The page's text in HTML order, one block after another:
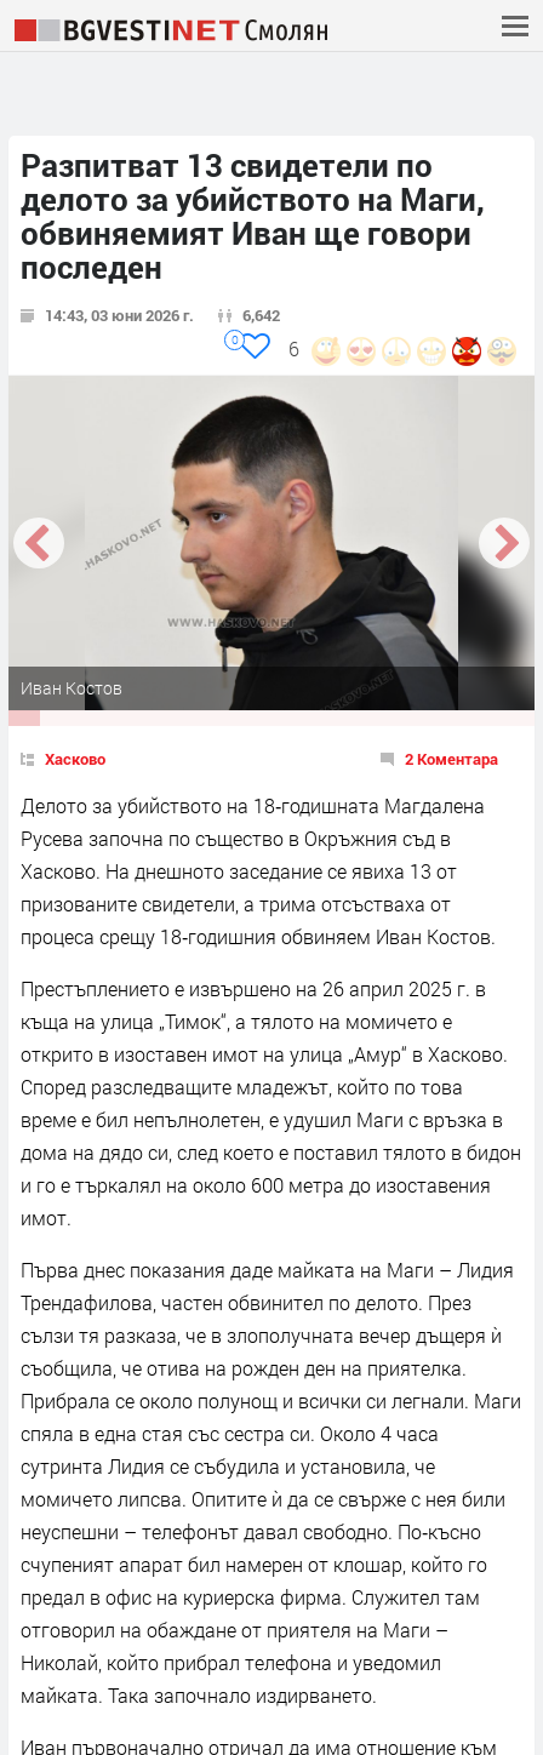
Разпитват 13 свидетели по
делото за убийството на Маги,
обвиняемият Иван ще говори
последен
14:43, 03 юни 2026 г. 6,642
6
0
Иван Костов
Хасково 2 Коментара
Делото за убийството на 18‑годишната Магдалена
Русева започна по същество в Окръжния съд в
Хасково. На днешното заседание се явиха 13 от
призованитесвидетели , а трима отсъстваха от
процеса срещу 18‑годишния обвиняем Иван Костов.
Престъплението е извършено на 26 април 2025 г. в
къща на улица „Тимок“, а тялото на момичето е
открито в изоставен имот на улица „Амур“ в Хасково.
Според разследващите младежът, който по това
време е бил непълнолетен, е удушил Маги с връзка в
дома на дядо си, след което е поставил тялото в бидон
и го е търкалял на около 600 метра до изоставения
имот.
Първа днес показания даде майката на Маги – Лидия
Трендафилова, частен обвинител по делото. През
сълзи тя разказа, че в злополучната вечер дъщеря ѝ
съобщила, че отива на рожден ден на приятелка.
Прибрала се около полунощ и всички си легнали. Маги
спяла в една стая със сестра си. Около 4 часа
сутринта Лидия се събудила и установила, че
момичето липсва. Опитите ѝ да се свърже с нея били
неуспешни – телефонът давал свободно. По‑късно
счупеният апарат бил намерен от клошар, който го
предал в офис на куриерска фирма. Служител там
отговорил на обаждане от приятеля на Маги –
Николай, който прибрал телефона и уведомил
майката. Така започнало издирването.
Иван първоначално отричал да има отношение към